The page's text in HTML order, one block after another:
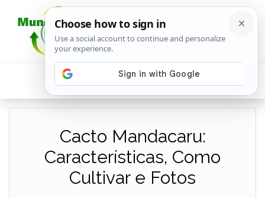
Cacto Mandacaru:
Características, Como
Cultivar e Fotos